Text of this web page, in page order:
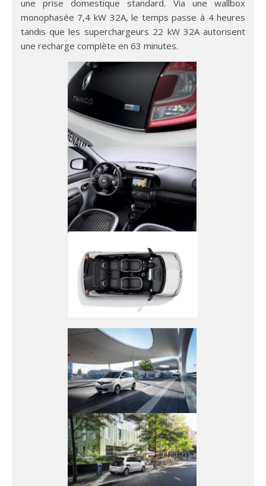
une prise domestique standard. Via une wallbox
monophasée 7,4 kW 32A, le temps passe à 4 heures
tandis que les superchargeurs 22 kW 32A autorisent
une recharge complète en 63 minutes.